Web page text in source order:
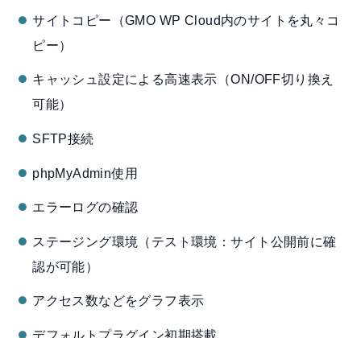
サイトコピー（GMO WP Cloud内のサイトを丸々コ
ピー）
キャッシュ設定による高速表示（ON/OFF切り換え
可能）
SFTP接続
phpMyAdmin使用
エラーログの確認
ステージング環境（テスト環境：サイト公開前に確
認が可能）
アクセス数などをグラフ表示
デフォルトプラグイン初期搭載